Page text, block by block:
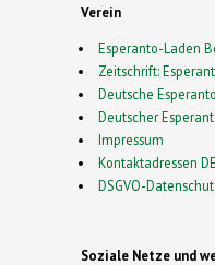
Verein
Esperanto-Laden
Zeitschrift:
Deutsche
Deutscher
Impressum
Kontaktadressen
DSGVO-
Soziale Netze und